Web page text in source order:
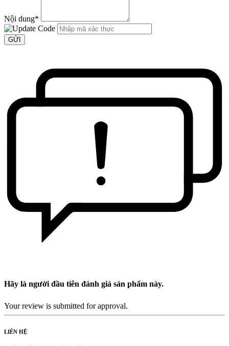
Nội dung*
GỬI
Hãy là người đầu tiên đánh giá sản phẩm này.
Your review is submitted for approval.
LIÊN HỆ